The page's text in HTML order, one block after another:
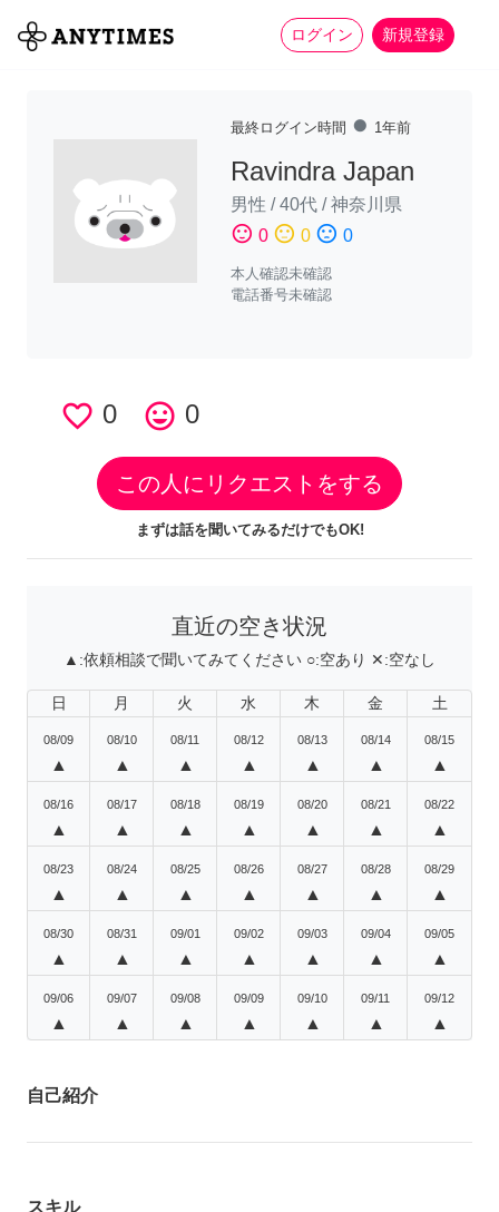
ログイン 新規登録
全て 家事 more_horiz
最終ログイン時間 fiber_manual_record 1年前
Ravindra Japan
男性 /40代 /神奈川県
sentiment_satisfied 0 sentiment_neutral 0 sentiment_dissatisfied 0
本人確認未確認
電話番号未確認
favorite_border 0 tag_faces 0
この人にリクエストをする
まずは話を聞いてみるだけでもOK!
直近の空き状況
▲:依頼相談で聞いてみてください ○:空あり ✕:空なし
日 月 火 水 木 金 土
08/09
▲
08/10
▲
08/11
▲
08/12
▲
08/13
▲
08/14
▲
08/15
▲
08/16
▲
08/17
▲
08/18
▲
08/19
▲
08/20
▲
08/21
▲
08/22
▲
08/23
▲
08/24
▲
08/25
▲
08/26
▲
08/27
▲
08/28
▲
08/29
▲
08/30
▲
08/31
▲
09/01
▲
09/02
▲
09/03
▲
09/04
▲
09/05
▲
09/06
▲
09/07
▲
09/08
▲
09/09
▲
09/10
▲
09/11
▲
09/12
▲
自己紹介
スキル